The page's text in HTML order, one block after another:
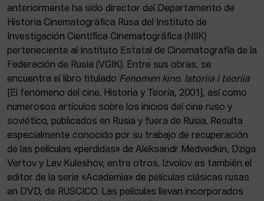
anteriormente ha sido director del Departamento de
Historia Cinematográfica Rusa del Instituto de
Investigación Científica Cinematográfica (NIIK)
perteneciente al Instituto Estatal de Cinematografía de la
Federación de Rusia (VGIK). Entre sus obras, se
encuentra el libro titulado Fenomen kino. Istoriia i teoriia
[El fenómeno del cine. Historia y Teoría, 2001], así como
numerosos artículos sobre los inicios del cine ruso y
soviético, publicados en Rusia y fuera de Rusia. Resulta
especialmente conocido por su trabajo de recuperación
de las películas «perdidas» de Aleksandr Medvedkin, Dziga
Vertov y Lev Kuleshov, entre otros. Izvolov es también el
editor de la serie «Academia» de películas clásicas rusas
en DVD, de RUSCICO. Las películas llevan incorporados